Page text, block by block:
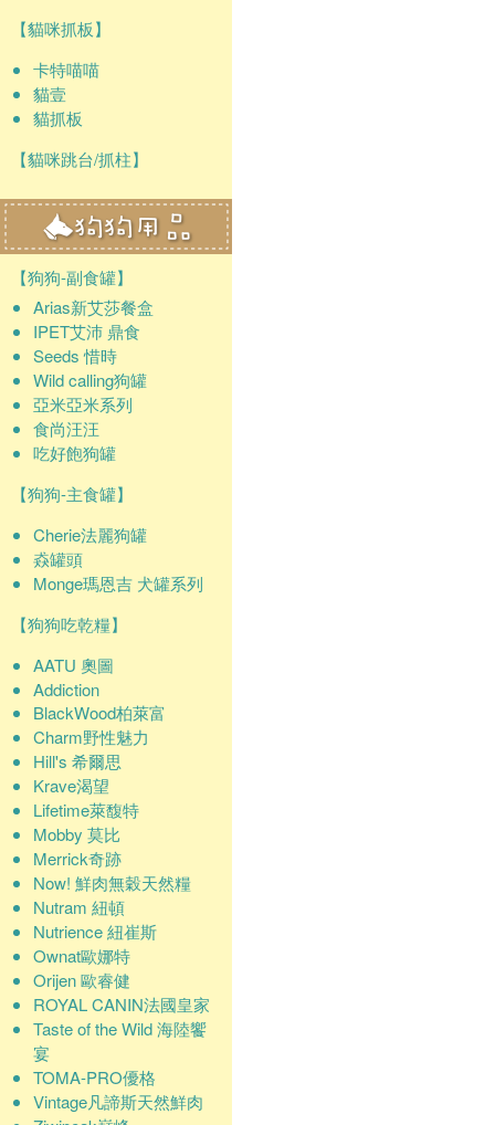
【貓咪抓板】
卡特喵喵
貓壹
貓抓板
【貓咪跳台/抓柱】
【狗狗-副食罐】
Arias新艾莎餐盒
IPET艾沛 鼎食
Seeds 惜時
Wild calling狗罐
亞米亞米系列
食尚汪汪
吃好飽狗罐
【狗狗-主食罐】
Cherie法麗狗罐
猋罐頭
Monge瑪恩吉 犬罐系列
【狗狗吃乾糧】
AATU 奧圖
Addiction
BlackWood柏萊富
Charm野性魅力
Hill's 希爾思
Krave渴望
Lifetime萊馥特
Mobby 莫比
Merrick奇跡
Now! 鮮肉無穀天然糧
Nutram 紐頓
Nutrience 紐崔斯
Ownat歐娜特
Orijen 歐睿健
ROYAL CANIN法國皇家
Taste of the Wild 海陸饗
宴
TOMA-PRO優格
Vintage凡諦斯天然鮮肉